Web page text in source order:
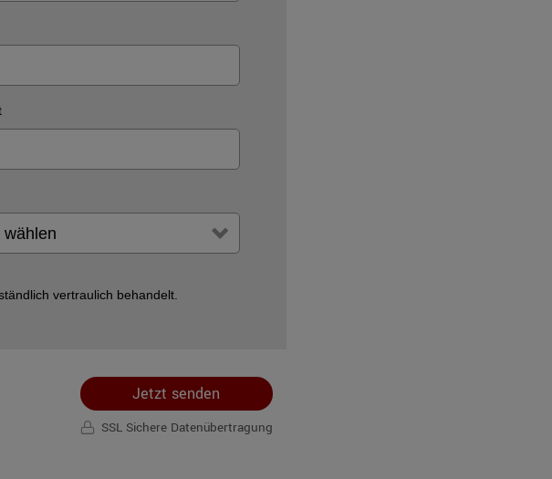
wählen
vertraulich behandelt.
Jetzt senden
SSL Sichere Datenübertragung